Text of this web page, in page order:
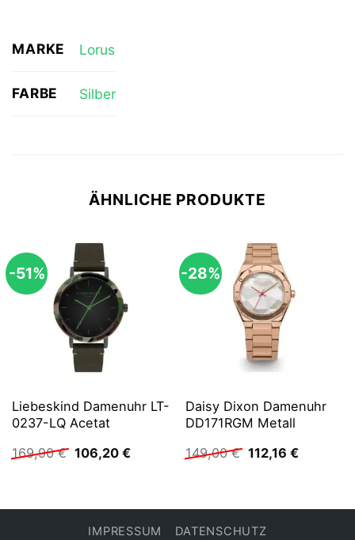
MARKE Lorus
FARBE Silber
ÄHNLICHE PRODUKTE
-51%
Liebeskind Damenuhr LT-
0237-LQ Acetat
169,90€ Ursprünglicher
Preis
106,20 €Aktueller
-28%
Daisy Dixon Damenuhr
DD171RGM Metall
149,00€ Ursprünglicher
Preis
112,16 €Aktueller
IMPRESSUM DATENSCHUTZ